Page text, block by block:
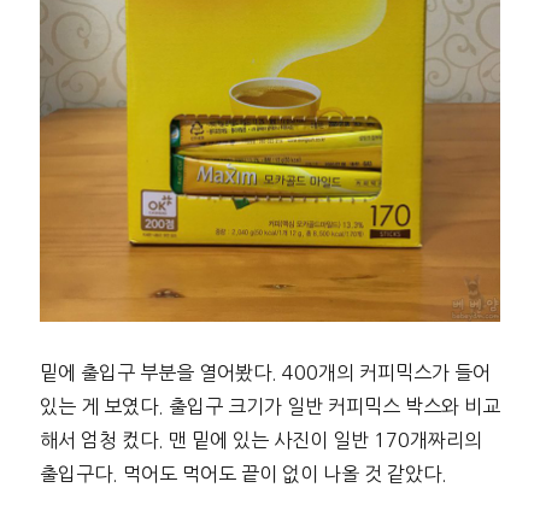
밑에 출입구 부분을 열어봤다. 400개의 커피믹스가 들어
있는 게 보였다. 출입구 크기가 일반 커피믹스 박스와 비교
해서 엄청 컸다. 맨 밑에 있는 사진이 일반 170개짜리의
출입구다. 먹어도 먹어도 끝이 없이 나올 것 같았다.